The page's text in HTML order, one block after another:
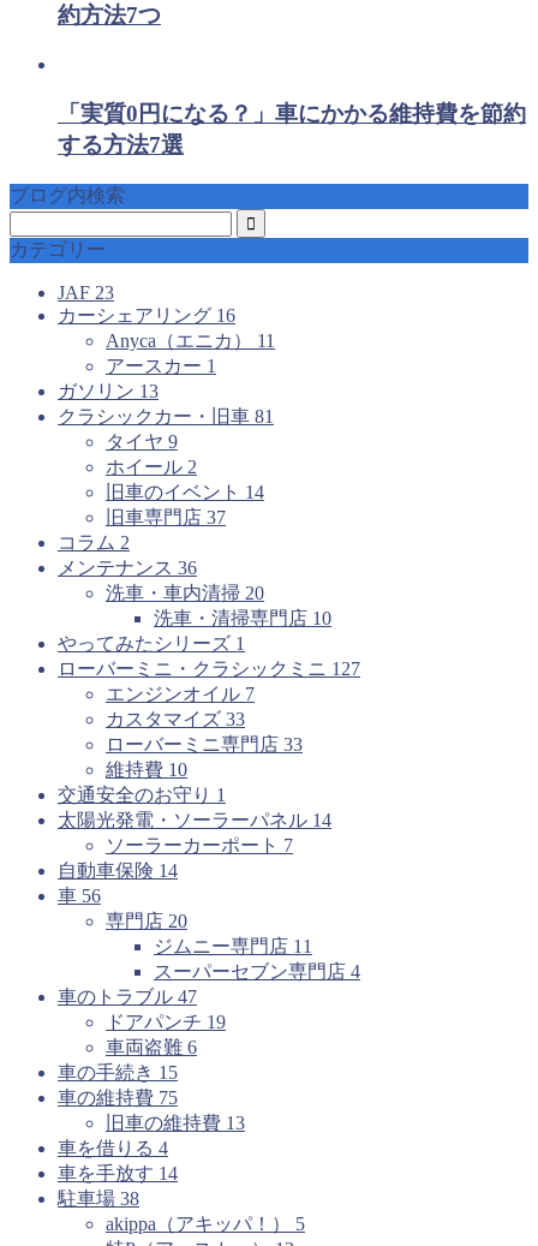
約方法7つ
「実質0円になる？」車にかかる維持費を節約
する方法7選
ブログ内検索
カテゴリー
JAF 23
カーシェアリング 16
Anyca（エニカ） 11
アースカー 1
ガソリン 13
クラシックカー・旧車 81
タイヤ 9
ホイール 2
旧車のイベント 14
旧車専門店 37
コラム 2
メンテナンス 36
洗車・車内清掃 20
洗車・清掃専門店 10
やってみたシリーズ 1
ローバーミニ・クラシックミニ 127
エンジンオイル 7
カスタマイズ 33
ローバーミニ専門店 33
維持費 10
交通安全のお守り 1
太陽光発電・ソーラーパネル 14
ソーラーカーポート 7
自動車保険 14
車 56
専門店 20
ジムニー専門店 11
スーパーセブン専門店 4
車のトラブル 47
ドアパンチ 19
車両盗難 6
車の手続き 15
車の維持費 75
旧車の維持費 13
車を借りる 4
車を手放す 14
駐車場 38
akippa（アキッパ！） 5